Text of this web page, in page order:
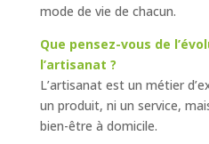
mode de vie de chacun.
Que pensez-vous de
l’artisanat ?
L’artisanat est un métier
un produit, ni un service,
bien-être à domicile.